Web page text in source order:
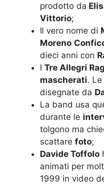
prodotto da
Vittorio;
Il vero nome di
Moreno
dieci anni con
I Tre Allegri
mascherati.
disegnate da
La band usa
durante le
tolgono ma
scattare foto;
Davide Toffolo
animati per
1999 in video